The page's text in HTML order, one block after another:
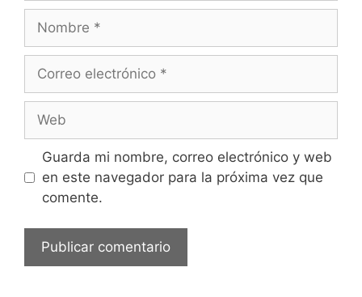
electrónico
Guarda mi nombre, correo electrónico y web
en este navegador para la próxima vez que
comente.